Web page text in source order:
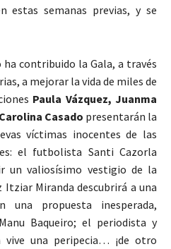
estas semanas previas, y se
ha contribuido la Gala, a través
a mejorar la vida de miles de
Paula Vázquez, Juanma
Casado presentarán la
víctimas inocentes de las
el futbolista Santi Cazorla
un valiosísimo vestigio de la
Miranda descubrirá a una
una propuesta inesperada,
Baqueiro; el periodista y
vive una peripecia… ¡de otro